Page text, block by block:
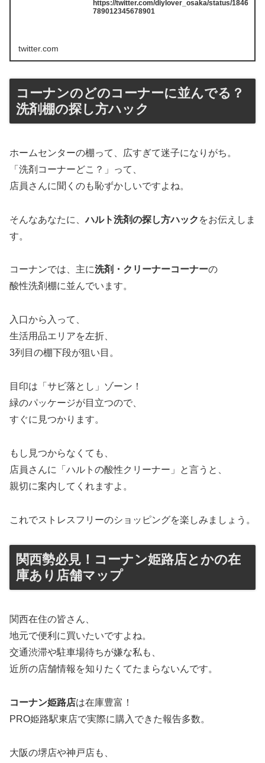
https://twitter.com/diylover_osaka/status/1846
789012345678901
twitter.com
コーナンのどのコーナーに並んでる？
洗剤棚の探し方ハック
ホームセンターの棚って、広すぎて迷子になりがち。
「洗剤コーナーどこ？」って、
店員さんに聞くのも恥ずかしいですよね。
そんなあなたに、ハルト洗剤の探し方ハック をお伝えしま
す。
コーナンでは、主に洗剤・クリーナーコーナーの
酸性洗剤棚に並んでいます。
入口から入って、
生活用品エリアを左折、
3列目の棚下段が狙い目。
目印は「サビ落とし」ゾーン！
緑のパッケージが目立つので、
すぐに見つかります。
もし見つからなくても、
店員さんに「ハルトの酸性クリーナー」と言うと、
親切に案内してくれますよ。
これでストレスフリーのショッピングを楽しみましょう。
関西勢必見！コーナン姫路店とかの在
庫あり店舗マップ
関西在住の皆さん、
地元で便利に買いたいですよね。
交通渋滞や駐車場待ちが嫌な私も、
近所の店舗情報を知りたくてたまらないんです。
コーナン姫路店は在庫豊富！
PRO姫路駅東店で実際に購入できた報告多数。
大阪の堺店や神戸店も、